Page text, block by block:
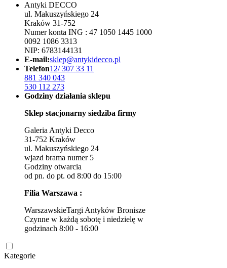
Antyki DECCO
ul. Makuszyńskiego 24
Kraków 31-752
Numer konta ING : 47 1050 1445 1000
0092 1086 3313
NIP: 6783144131
E-mail:sklep@antykidecco.pl
Telefon12/ 307 33 11
881 340 043
530 112 273
Godziny działania sklepu
Sklep stacjonarny siedziba firmy
Galeria Antyki Decco
31-752 Kraków
ul. Makuszyńskiego 24
wjazd brama numer 5
Godziny otwarcia
od pn. do pt. od 8:00 do 15:00
Filia Warszawa :
WarszawskieTargi Antyków Bronisze
Czynne w każdą sobotę i niedzielę w
godzinach 8:00 - 16:00
Kategorie